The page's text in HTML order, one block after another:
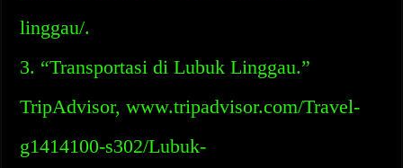
linggau/.
3. “Transportasi di Lubuk Linggau.”
TripAdvisor, www.tripadvisor.com/Travel-
g1414100-s302/Lubuk-